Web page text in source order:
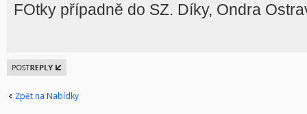
FOtky případně do SZ. Díky, Ondra
Odeslat
odpověď
Zpět na Nabídky